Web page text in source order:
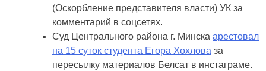
(Оскорбление представителя власти) УК за
комментарий в соцсетях.
Суд Центрального района г. Минска арестовал
на 15 суток студента Егора Хохлова за
пересылку материалов Белсат в инстаграме.